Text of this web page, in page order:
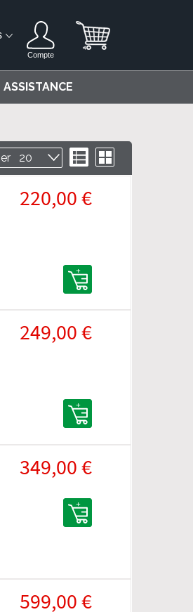
Compte
ASSISTANCE
ListeGrille
220,00 €
249,00 €
349,00 €
599,00 €